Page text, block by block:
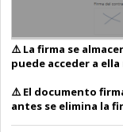
⚠️ La firma se
puede acceder a
⚠️ El documento
antes se elimina la